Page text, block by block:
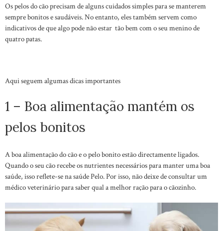
Os pelos do cão precisam de alguns cuidados simples para se manterem
sempre bonitos e saudáveis. No entanto, eles também servem como
indicativos de que algo pode não estar tão bem com o seu menino de
quatro patas.
Aqui seguem algumas dicas importantes
1 – Boa alimentação mantém os
pelos bonitos
A boa alimentação do cão e o pelo bonito estão directamente ligados.
Quando o seu cão recebe os nutrientes necessários para manter uma boa
saúde, isso reflete-se na saúde Pelo. Por isso, não deixe de consultar um
médico veterinário para saber qual a melhor ração para o cãozinho.